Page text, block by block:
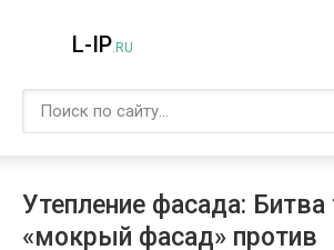
L-IP.RU
Утепление фасада: Битва
«мокрый фасад» против